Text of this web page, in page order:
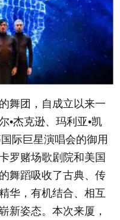
舞团，自成立以来一
•杰克逊、玛利亚•凯
际巨星演唱会的御用
罗赌场歌剧院和美国
舞蹈吸收了古典、传
华，有机结合、相互
新姿态。本次来厦，